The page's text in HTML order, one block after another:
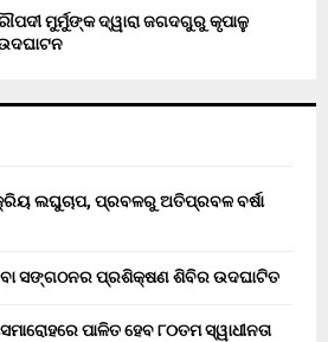
ମୁର୍ମୁଙ୍କ ଦ୍ୱାରା ଜଗଦଗୁରୁ କୃପାଳୁ
ଲଘୁଚାପ, ପ୍ରବଳରୁ ଅତିପ୍ରବଳ ବର୍ଷା
ସଙ୍ଗଠନର ପ୍ରଶିକ୍ଷଣ ଶିବିର ଉଦଘାଟିତ
ପାଳିତ ହେବ ୮୦ତମ ସ୍ୱାଧୀନତା